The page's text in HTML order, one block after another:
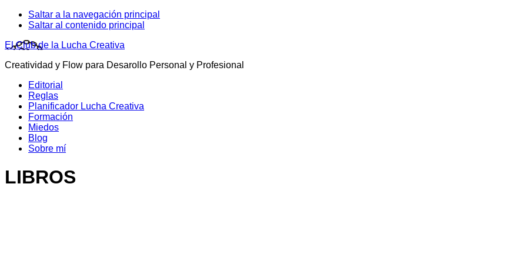
Saltar a la navegación principal
Saltar al contenido principal
El Club de la Lucha Creativa
Creatividad y Flow para Desarollo Personal y Profesional
Editorial
Reglas
Planificador Lucha Creativa
Formación
Miedos
Blog
Sobre mí
LIBROS